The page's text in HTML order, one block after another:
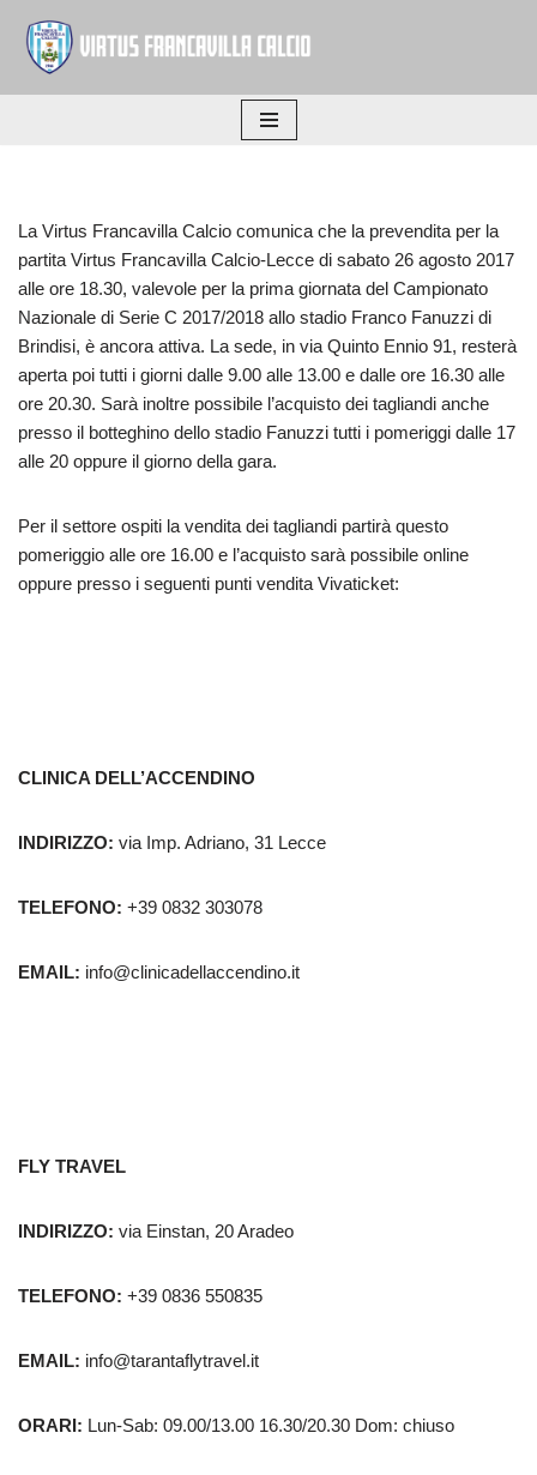
Vai
al
La Virtus Francavilla Calcio comunica che la prevendita per la
partita Virtus Francavilla Calcio-Lecce di sabato 26 agosto 2017
alle ore 18.30, valevole per la prima giornata del Campionato
Nazionale di Serie C 2017/2018 allo stadio Franco Fanuzzi di
Brindisi, è ancora attiva. La sede, in via Quinto Ennio 91, resterà
aperta poi tutti i giorni dalle 9.00 alle 13.00 e dalle ore 16.30 alle
ore 20.30. Sarà inoltre possibile l’acquisto dei tagliandi anche
presso il botteghino dello stadio Fanuzzi tutti i pomeriggi dalle 17
alle 20 oppure il giorno della gara.
Per il settore ospiti la vendita dei tagliandi partirà questo
pomeriggio alle ore 16.00 e l’acquisto sarà possibile online
oppure presso i seguenti punti vendita Vivaticket:
CLINICA DELL’ACCENDINO
INDIRIZZO: via Imp. Adriano, 31 Lecce
TELEFONO: +39 0832 303078
EMAIL: info@clinicadellaccendino.it
FLY TRAVEL
INDIRIZZO: via Einstan, 20 Aradeo
TELEFONO: +39 0836 550835
EMAIL: info@tarantaflytravel.it
ORARI: Lun-Sab: 09.00/13.00 16.30/20.30 Dom: chiuso